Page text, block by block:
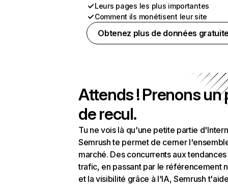
Leurs pages les plus importantes
Comment ils monétisent leur site
Obtenez plus de données
Attends ! Prenons un
de recul.
Tu ne vois là qu'une petite partie
Semrush te permet de cerner
marché. Des concurrents aux
trafic, en passant par le référencement
et la visibilité grâce à l'IA, Semrush